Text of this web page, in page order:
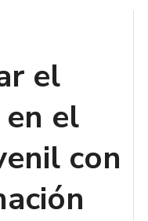
el
el
con